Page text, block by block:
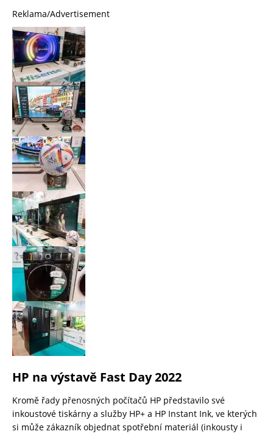
Reklama/Advertisement
HP na výstavě Fast Day 2022
Kromě řady přenosných počítačů HP představilo své
inkoustové tiskárny a služby HP+ a HP Instant Ink, ve kterých
si může zákazník objednat spotřební materiál (inkousty i